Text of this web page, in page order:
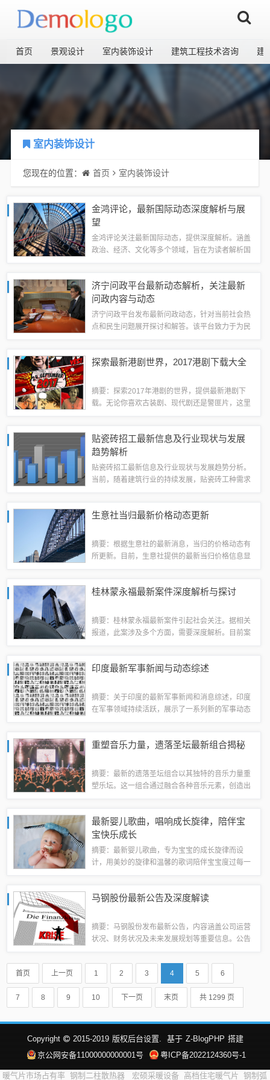
首页 景观设计 室内装饰设计 建筑工程技术咨询 建
室内装饰设计
您现在的位置： 首页 室内装饰设计
金鸿评论，最新国际动态深度解析与展
望
金鸿评论关注最新国际动态，提供深度解析。涵盖
政治、经济、文化等多个领域，旨在为读者解析国
握时代脉搏。全球经济格局的新变化随着全球...
济宁问政平台最新动态解析，关注最新
问政内容与动态
济宁问政平台发布最新问政动态，针对当前社会热
点和民生问题展开探讨和解答。该平台致力于为民
环境保护等。通过解析这些动态，可以看出政...
探索最新港剧世界，2017港剧下载大全
摘要：探索2017年港剧的世界，提供最新港剧下
载。无论你喜欢古装剧、现代剧还是警匪片，这里
力。随着科技的飞速发展和互联网的普及，港...
贴瓷砖招工最新信息及行业现状与发展
趋势解析
贴瓷砖招工最新信息及行业现状与发展趋势分析。
当前，随着建筑行业的持续发展，贴瓷砖工种需求
展，未来趋势预测为技术要求更高、专业化分...
生意社当归最新价格动态更新
摘要：根据生意社的最新消息，当归的价格动态有
所更新。目前，生意社提供的最新当归价格信息显
生意社的数据，近期当归的价格呈现出波动中...
桂林蒙永福最新案件深度解析与探讨
摘要：桂林蒙永福最新案件引起社会关注。据相关
报道，此案涉及多个方面，需要深度解析。目前案
过程和结果。此案件的解决将为社会带来积极...
印度最新军事新闻与动态综述
摘要：关于印度的最新军事新闻和消息综述，印度
在军事领域持续活跃，展示了一系列新的军事动态
息。这些新闻反映了印度在增强国防实力和军...
重塑音乐力量，遗落圣坛最新组合揭秘
摘要：最新的遗落圣坛组合以其独特的音乐力量重
塑乐坛。这一组合通过融合各种音乐元素，创造出
合的出现，为音乐界注入了新的活力和创造力...
最新婴儿歌曲，唱响成长旋律，陪伴宝
宝快乐成长
摘要：最新婴儿歌曲，专为宝宝的成长旋律而设
计，用美妙的旋律和温馨的歌词陪伴宝宝度过每一
让宝宝的每一天都充满欢乐和爱的氛围。1、《...
马钢股份最新公告及深度解读
摘要：马钢股份发布最新公告，内容涵盖公司运营
状况、财务状况及未来发展规划等重要信息。公告
规划、市场布局等。公告透露出公司稳健发展的态
势，展现出良好的市场前景。具体细节需关注...
首页 上一页 1 2 3 4 5 6
7 8 9 10 下一页 末页 共 1299 页
Copyright 2015-2019 版权后台设置. 基于 Z-BlogPHP 搭建
京公网安备11000000000001号
粤ICP备2022124360号-1
暖气片市场占有率 钢制二柱散热器 宏硕采暖设备 高档住宅暖气片 钢制弧